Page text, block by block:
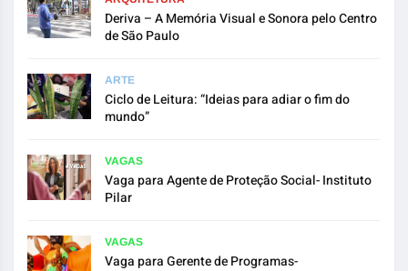
Deriva – A Memória Visual e Sonora pelo Centro
de São Paulo
ARTE
Ciclo de Leitura: “Ideias para adiar o fim do
mundo”
VAGAS
Vaga para Agente de Proteção Social- Instituto
Pilar
VAGAS
Vaga para Gerente de Programas-